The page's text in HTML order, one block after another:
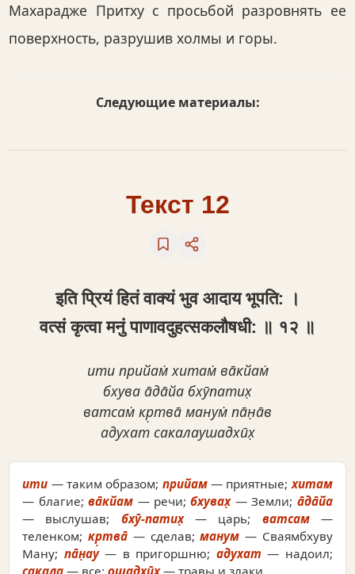
Махарадже Притху с просьбой разровнять ее
поверхность, разрушив холмы и горы.
Следующие материалы:
Текст 12
इति प्रियं हितं वाक्यं भुव आदाय भूपति: ।
वत्सं कृत्वा मनुं पाणावदुहत्सकलौषधी: ॥ १२ ॥
ити прийам̇ хитам̇ ва̄кйам̇
бхува а̄да̄йа бхӯпатих̣
ватсам̇ кр̣тва̄ манум̇ па̄н̣а̄в
адухат сакалаушадхӣх̣
ити — таким образом; прийам— приятные;хитам
— благие;ва̄кйам — речи;бхувах̣— Земли; а̄да̄йа
— выслушав; бхӯ-патих̣— царь; ватсам—
теленком; кр̣тва̄— сделав;манум — Сваямбхуву
Ману; па̄н̣ау— в пригоршню; адухат — надоил;
сакала — все;ошадхӣх̣— травы и злаки.